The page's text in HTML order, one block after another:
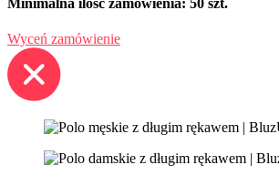
Wyceń zamówienie